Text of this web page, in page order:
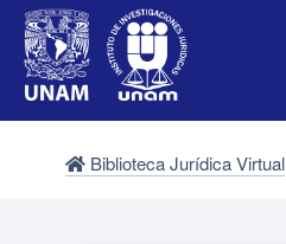
Biblioteca Jurídica Virtual